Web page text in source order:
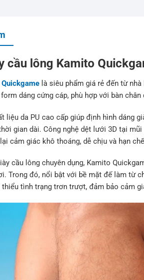
cầu lông Kamito
Quickgame là siêu phẩm giá rẻ đến từ
dáng cứng cáp, phù hợp với bàn chân
liệu da PU cao cấp giúp định hình dáng
gian dài. Công nghệ dệt lưới 3D tại
cảm giác khô thoáng, dễ chịu và hạn
cầu lông chuyên dụng, Kamito
Trong đó, nổi bật với bề mặt đế làm từ
tình trạng trơn trượt, đảm bảo cảm